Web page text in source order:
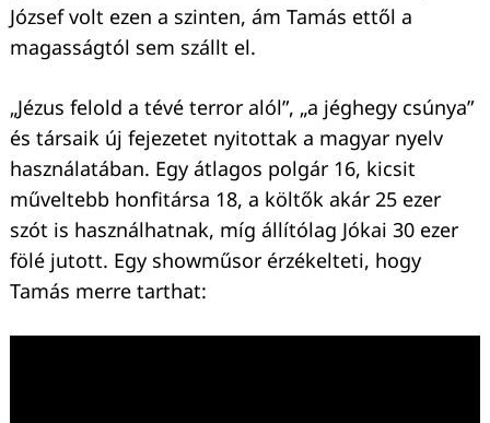
József volt ezen a szinten, ám Tamás ettől a
magasságtól sem szállt el.
„Jézus felold a tévé terror alól”, „a jéghegy csúnya”
és társaik új fejezetet nyitottak a magyar nyelv
használatában. Egy átlagos polgár 16, kicsit
műveltebb honfitársa 18, a költők akár 25 ezer
szót is használhatnak, míg állítólag Jókai 30 ezer
fölé jutott. Egy showműsor érzékelteti, hogy
Tamás merre tarthat: